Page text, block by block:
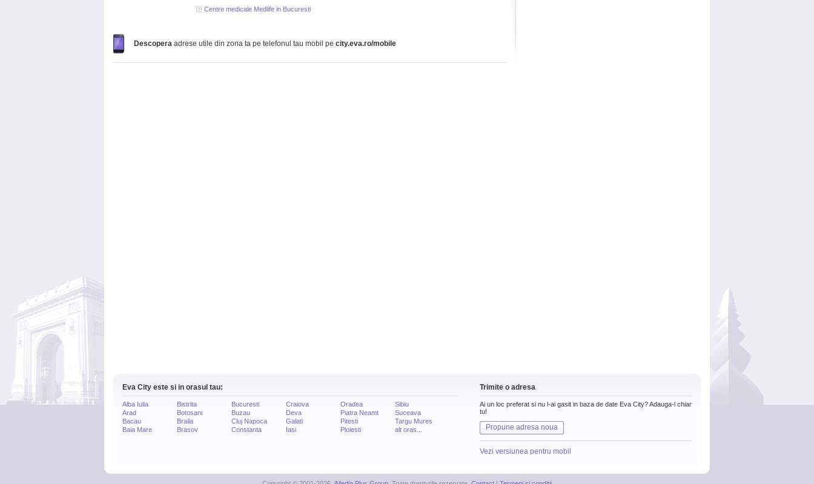
Centre medicale Medlife in Bucuresti
Descopera adrese utile din zona ta pe telefonul tau mobil pe city.eva.ro/mobile
Eva City este si in orasul tau:
Alba Iulia
Arad
Bacau
Baia Mare
Bistrita
Botosani
Braila
Brasov
Bucuresti
Buzau
Cluj Napoca
Constanta
Craiova
Deva
Galati
Iasi
Oradea
Piatra Neamt
Pitesti
Ploiesti
Sibiu
Suceava
Targu Mures
alt oras...
Trimite o adresa
Ai un loc preferat si nu l-ai gasit in baza de date Eva City? Adauga-l chiar
tu!
Propune adresa noua
Vezi versiunea pentru mobil